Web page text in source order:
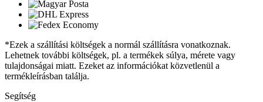
*Ezek a szállítási költségek a normál szállításra vonatkoznak.
Lehetnek további költségek, pl. a termékek súlya, mérete vagy
tulajdonságai miatt. Ezeket az információkat közvetlenül a
termékleírásban találja.
Segítség